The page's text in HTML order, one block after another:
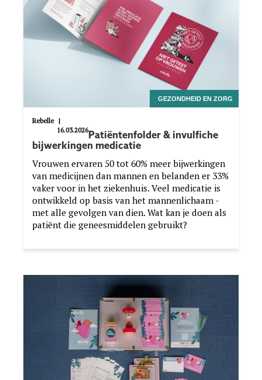
GEZONDHEID EN ZORG
Rebelle |
16.03.2026
Patiëntenfolder & invulfiche
bijwerkingen medicatie
Vrouwen ervaren 50 tot 60% meer bijwerkingen
van medicijnen dan mannen en belanden er 33%
vaker voor in het ziekenhuis. Veel medicatie is
ontwikkeld op basis van het mannenlichaam -
met alle gevolgen van dien. Wat kan je doen als
patiënt die geneesmiddelen gebruikt?